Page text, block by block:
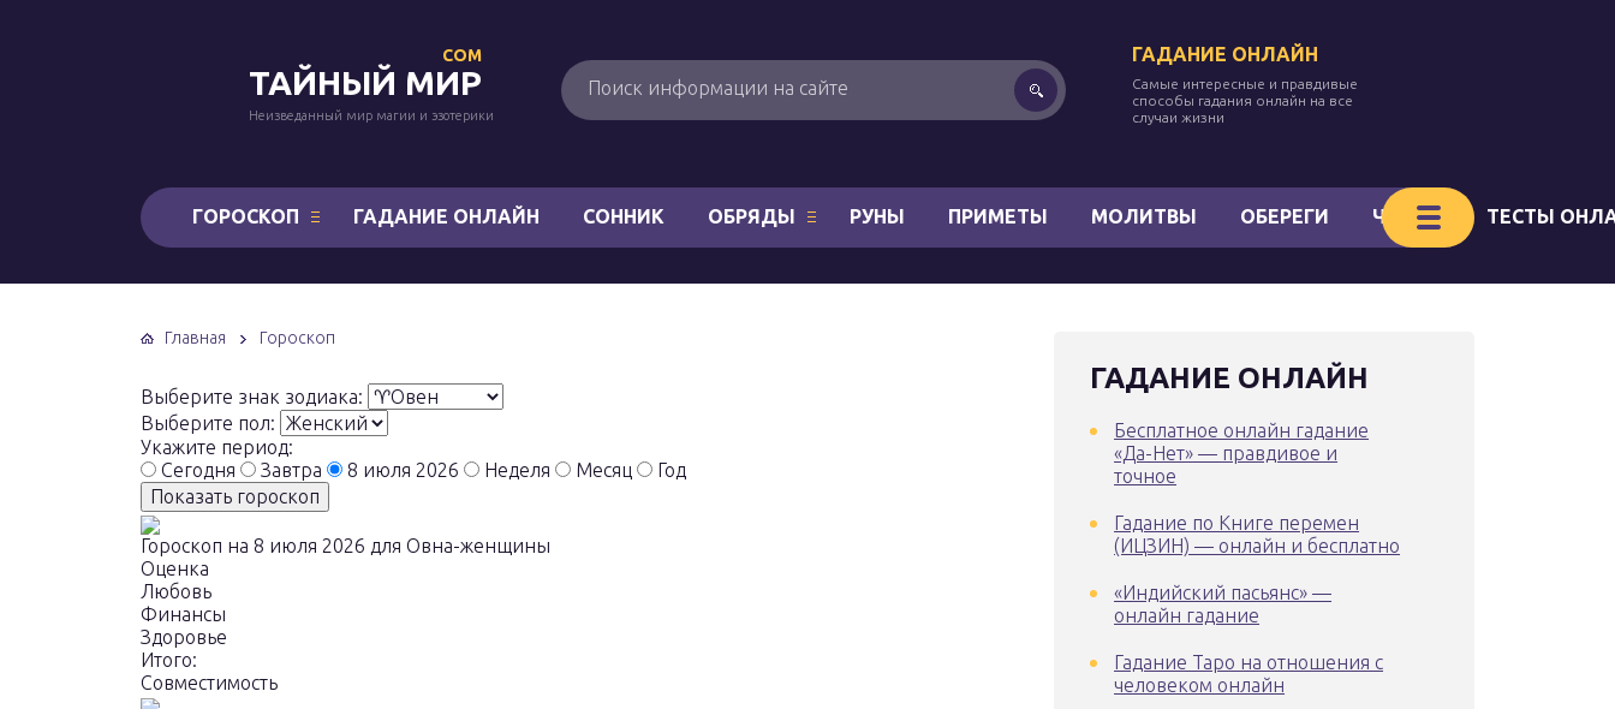
ТАЙНЫЙ МИР
COM
Неизведанный мир магии и эзотерики
ГАДАНИЕ ОНЛАЙН
Самые интересные и правдивые
способы гадания онлайн на все
случаи жизни
ГОРОСКОП ГАДАНИЕ ОНЛАЙН СОННИК ОБРЯДЫ РУНЫ ПРИМЕТЫ МОЛИТВЫ ОБЕРЕГИ ЧАКРЫ ТЕСТЫ
Главная Гороскоп
Выберите знак зодиака:
Выберите пол:
Укажите период:
Сегодня
Завтра 8 июля 2026 Неделя Месяц
Год
Показать гороскоп
Гороскоп на 8 июля 2026 для Овна-женщины
Оценка
Любовь
Финансы
Здоровье
Итого:
Совместимость
ГАДАНИЕ ОНЛАЙН
Бесплатное онлайн гадание
«Да-Нет» — правдивое и
точное
Гадание по Книге перемен
(ИЦЗИН) — онлайн и бесплатно
«Индийский пасьянс» —
онлайн гадание
Гадание Таро на отношения с
человеком онлайн